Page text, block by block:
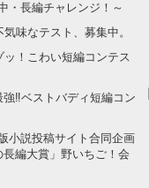
・長編チャレンジ！～
味なテスト、募集中。
ッ！こわい短編コンテス
強‼ベストバディ短編コン
小説投稿サイト合同企画
長編大賞」野いちご！会